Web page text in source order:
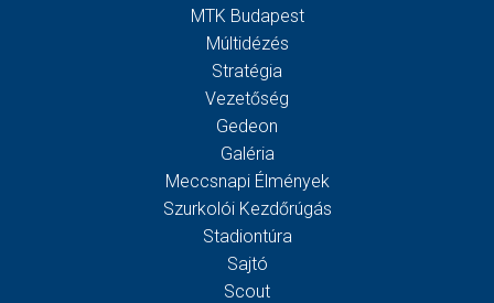
MTK Budapest
Múltidézés
Stratégia
Vezetőség
Gedeon
Galéria
Meccsnapi Élmények
Szurkolói Kezdőrúgás
Stadiontúra
Sajtó
Scout